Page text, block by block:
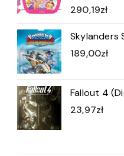
290,19zł
Skylanders
189,00zł
Fallout 4
23,97zł